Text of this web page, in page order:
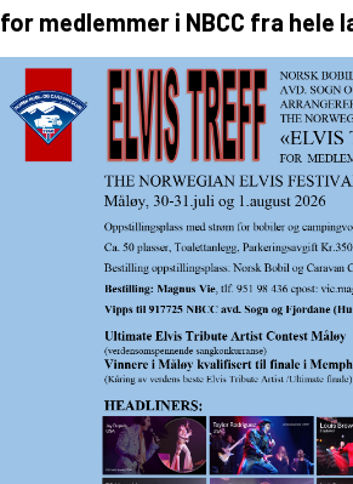
for medlemmer i NBCC fra hele